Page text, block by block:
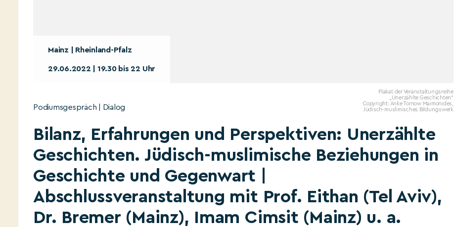
Mainz | Rheinland-Pfalz
29.06.2022 | 19.30 bis 22 Uhr
Plakat der Veranstaltungsreihe
„Unerzählte Geschichten“
Copyright: Anke Tornow Maimonides,
Jüdisch-muslimisches Bildungswerk
Podiumsgespräch | Dialog
Bilanz, Erfahrungen und Perspektiven: Unerzählte
Geschichten. Jüdisch-muslimische Beziehungen in
Geschichte und Gegenwart |
Abschlussveranstaltung mit Prof. Eithan (Tel Aviv),
Dr. Bremer (Mainz), Imam Cimsit (Mainz) u. a.